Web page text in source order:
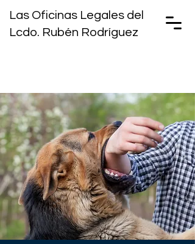
Las Oficinas Legales del
Lcdo. Rubén Rodríguez